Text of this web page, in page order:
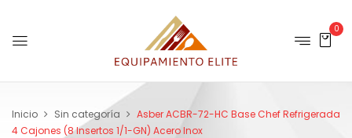
0
Inicio Sin categoría
Asber ACBR-72-HC Base Chef Refrigerada
4 Cajones (8 Insertos 1/1-GN) Acero Inox